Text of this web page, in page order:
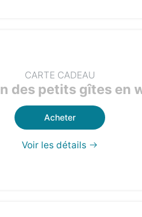
CARTE CADEAU
des petits gîtes en
Acheter
Voir les détails